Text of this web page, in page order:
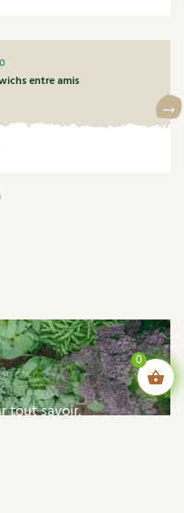
entre amis
tout savoir.
0